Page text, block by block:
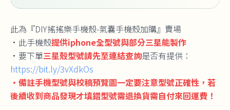
此為『DIY搖搖樂手機殼-氣囊手機殼加購』賣場
•此手機殼提供iphone全型號與部分三星能製作
•要下單三星殼型號請先至連結查詢是否有提供：
https://bit.ly/3vXdkOs
• 備註手機型號與校稿預覽圖一定要注意型號正確性，若
後續收到商品發現才填錯型號需退換貨需自付來回運費！